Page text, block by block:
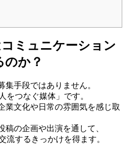
ミュニケーション
のか？
集手段ではありません。
をつなぐ媒体」です。
業文化や日常の雰囲気を感じ取
稿の企画や出演を通して、
流するきっかけを得ます。